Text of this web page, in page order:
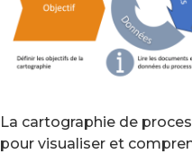
La cartographie de
pour visualiser et